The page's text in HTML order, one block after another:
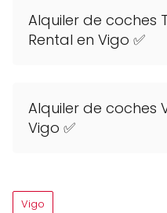
Alquiler de coches
Rental en Vigo ✅
Alquiler de coches
Vigo ✅
Vigo